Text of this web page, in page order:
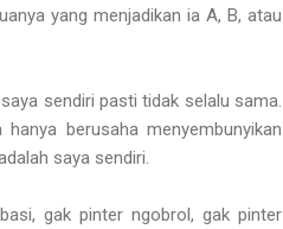
yang menjadikan ia A, B, atau
sendiri pasti tidak selalu sama.
berusaha menyembunyikan
saya sendiri.
gak pinter ngobrol, gak pinter